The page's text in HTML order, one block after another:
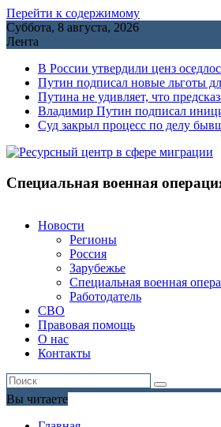
Перейти к содержимому
Суббота, 8 августа, 2026
Лента
В России утвердили ценз
Путин подписал новые льготы
Путина не удивляет, что
Владимир Путин подписал
Cуд закрыл процесс по делу
Специальная военная
Новости
Регионы
Россия
Зарубежье
Специальная военная
Работодатель
СВО
Правовая помощь
О нас
Контакты
Вы читаете